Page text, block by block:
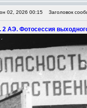
02, 2026 00:15 Заголовок
2 АЭ. Фотосессия